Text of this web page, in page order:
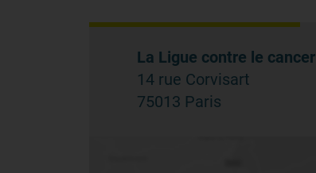
La Ligue contre le cancer
14 rue Corvisart
75013 Paris